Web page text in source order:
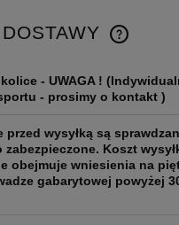
- UWAGA !
- prosimy o kontakt )
przed wysyłką są
Koszt
obejmuje wniesienia na
gabarytowej powyżej